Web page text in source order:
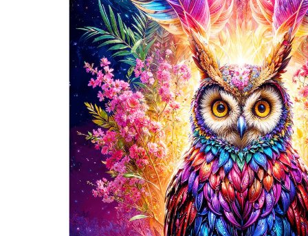
In den Warenkorb
Sofort lieferbar - in 2-3 Werktagen bei Ihnen
7 PAYBACK °Punktesammeln
Teil für Teil zum Farbentraum!
einzigartiges Neon-Design
An diesem Motiv kann man sich kaum sattsehen: